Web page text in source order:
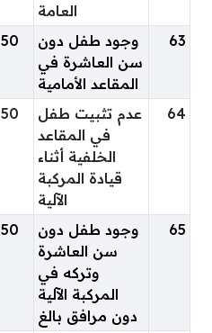
العامة
63
وجود طفل دون
سن العاشرة في
المقاعد الأمامية
50
64
عدم تثبيت طفل
في المقاعد
الخلفية أثناء
قيادة المركبة
الآلية
50
65
وجود طفل دون
سن العاشرة
وتركه في
المركبة الآلية
دون مرافق بالغ
50